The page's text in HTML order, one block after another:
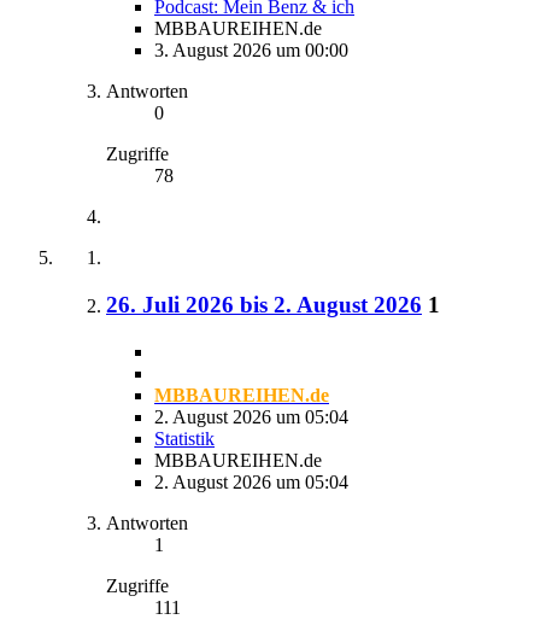
Podcast: Mein Benz & ich
MBBAUREIHEN.de
3. August 2026 um 00:00
Antworten
0
Zugriffe
78
26. Juli 2026 bis 2. August 2026 1
MBBAUREIHEN.de
2. August 2026 um 05:04
Statistik
MBBAUREIHEN.de
2. August 2026 um 05:04
Antworten
1
Zugriffe
111